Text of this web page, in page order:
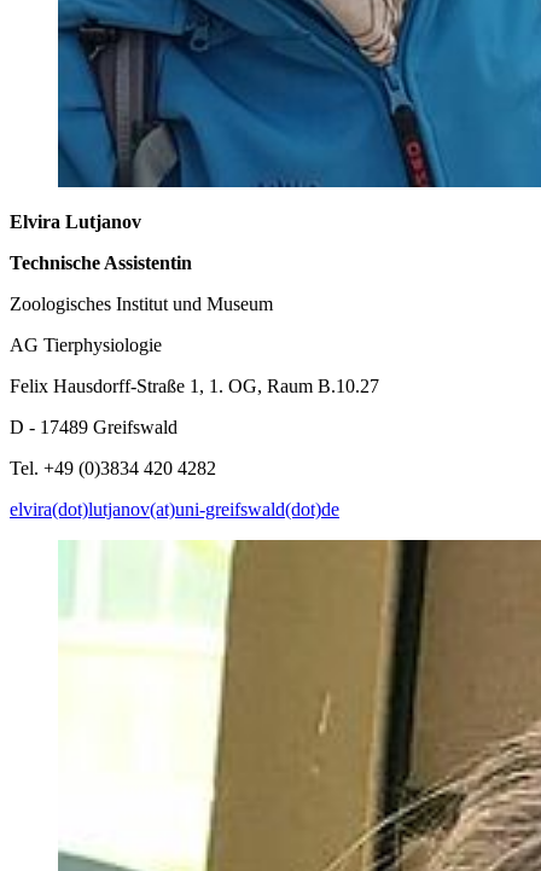
Elvira Lutjanov
Technische Assistentin
Zoologisches Institut und Museum
AG Tierphysiologie
Felix Hausdorff-Straße 1, 1. OG, Raum B.10.27
D - 17489 Greifswald
Tel. +49 (0)3834 420 4282
elvira(dot)lutjanov(at)uni-greifswald(dot)de